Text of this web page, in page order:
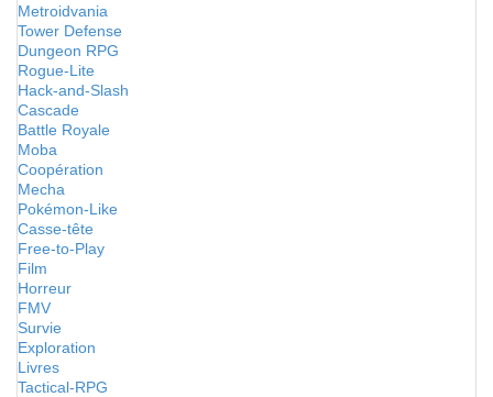
Metroidvania
Tower Defense
Dungeon RPG
Rogue-Lite
Hack-and-Slash
Cascade
Battle Royale
Moba
Coopération
Mecha
Pokémon-Like
Casse-tête
Free-to-Play
Film
Horreur
FMV
Survie
Exploration
Livres
Tactical-RPG